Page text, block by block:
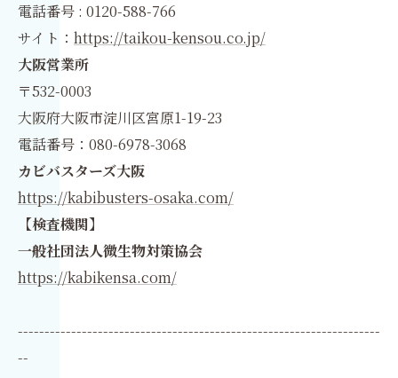
電話番号 : 0120-588-766
サイト： https://taikou-kensou.co.jp/
大阪営業所
〒532-0003
大阪府大阪市淀川区宮原1-19-23
電話番号：080-6978-3068
カビバスターズ大阪
https://kabibusters-osaka.com/
【検査機関】
一般社団法人微生物対策協会
https://kabikensa.com/
--------------------------------------------------------------------
--